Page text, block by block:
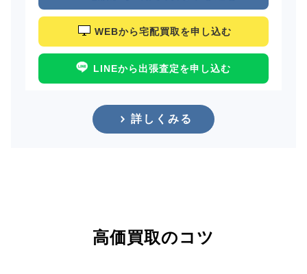
WEBから宅配買取を申し込む
LINEから出張査定を申し込む
詳しくみる
高価買取のコツ